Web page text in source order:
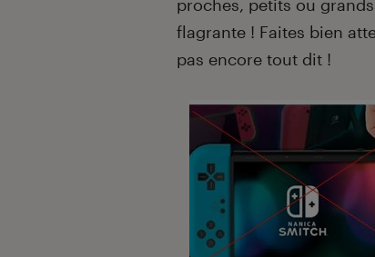
proches, petits ou
flagrante ! Faites bien
pas encore tout dit !